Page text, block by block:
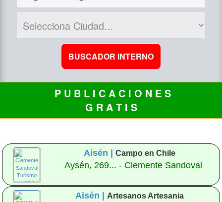
P U B L I C A C I O N E S
G R A T I S
Aisén |Campo en Chile
Aysén, 269... - Clemente Sandoval
Aisén |Artesanos Artesania